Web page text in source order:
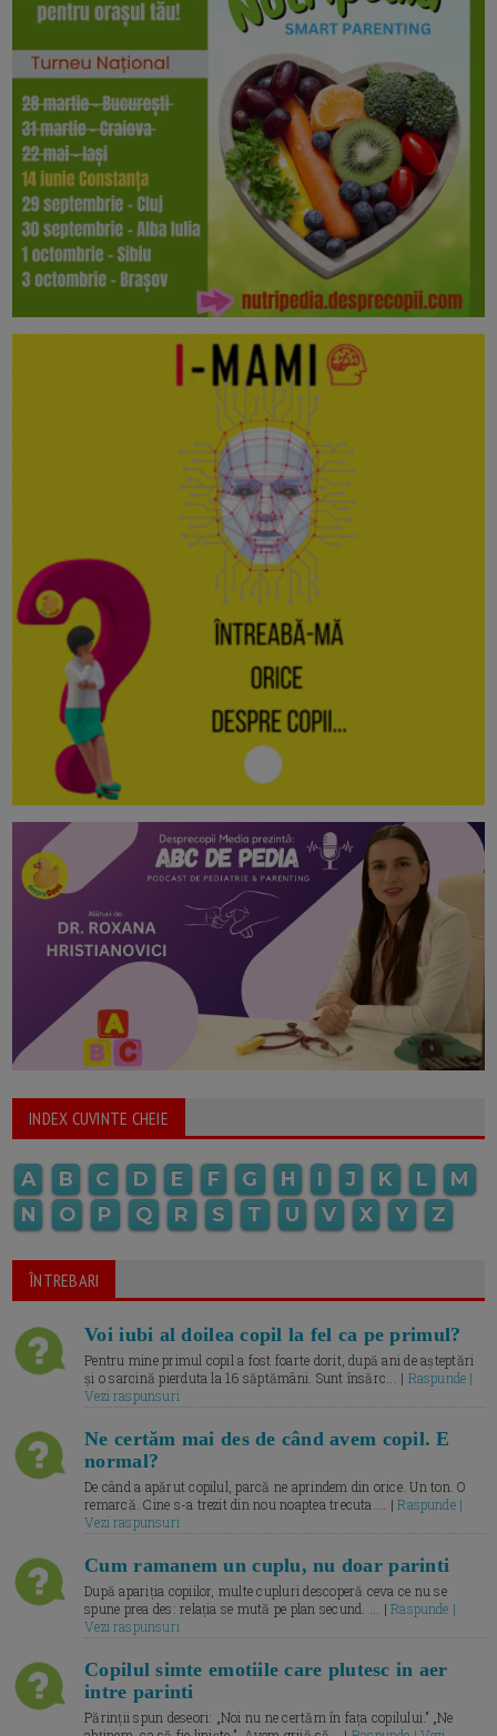
INDEX CUVINTE CHEIE
A B C D E F G H I J K L
M
N
O P Q R S T U V X Y Z
ÎNTREBARI
Voi iubi al doilea copil la fel ca pe primul?
Pentru mine primul copil a fost foarte dorit, după ani de așteptări
și o sarcină pierduta la 16 săptămâni. Sunt însărc... | Raspunde |
Vezi raspunsuri
Ne certăm mai des de când avem copil. E
normal?
De când a apărut copilul, parcă ne aprindem din orice. Un ton. O
remarcă. Cine s-a trezit din nou noaptea trecuta.... |Raspunde |
Vezi raspunsuri
Cum ramanem un cuplu, nu doar parinti
După apariția copiilor, multe cupluri descoperă ceva ce nu se
spune prea des: relația se mută pe plan secund. ... |Raspunde |
Vezi raspunsuri
Copilul simte emotiile care plutesc in aer
intre parinti
Părinții spun deseori: „Noi nu ne certăm în fața copilului.” „Ne